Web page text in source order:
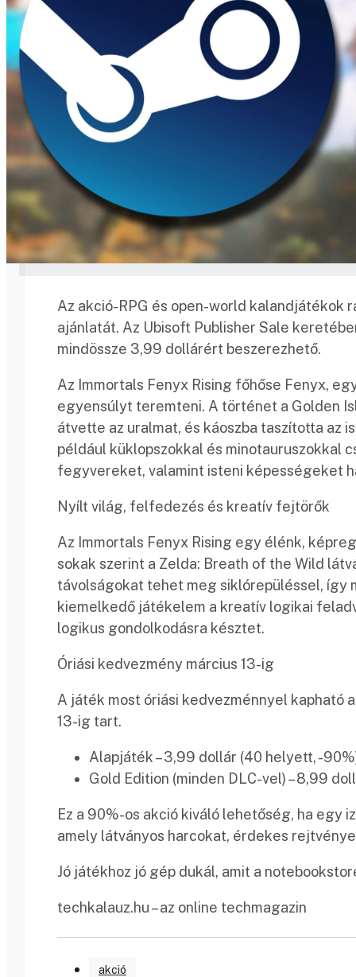
Az akció-RPG és open-world kalandjátékok
ajánlatát. Az Ubisoft Publisher Sale
mindössze 3,99 dollárért beszerezhető.
Az Immortals Fenyx Rising főhőse Fenyx,
egyensúlyt teremteni. A történet a Golden
átvette az uralmat, és káoszba taszította az
például küklopszokkal és minotauruszokkal
fegyvereket, valamint isteni képességeket
Nyílt világ, felfedezés és kreatív fejtörők
Az Immortals Fenyx Rising egy élénk,
sokak szerint a Zelda: Breath of the Wild
távolságokat tehet meg siklórepüléssel, így
kiemelkedő játékelem a kreatív logikai
logikus gondolkodásra késztet.
Óriási kedvezmény március 13-ig
A játék most óriási kedvezménnyel kapható
13-ig tart.
Alapjáték – 3,99 dollár (40 helyett, -
Gold Edition (minden DLC-vel) – 8,99
Ez a 90%-os akció kiváló lehetőség, ha egy
amely látványos harcokat, érdekes
Jó játékhoz jó gép dukál, amit a
techkalauz.hu – az online techmagazin
akció